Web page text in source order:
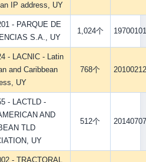
IP address, UY
- PARQUE DE
S.A., UY
1,024个 19700101
- LACNIC - Latin
and Caribbean
UY
768个 20100212
- LACTLD -
AND
TLD
UY
512个 20140707
- TRACTORAL